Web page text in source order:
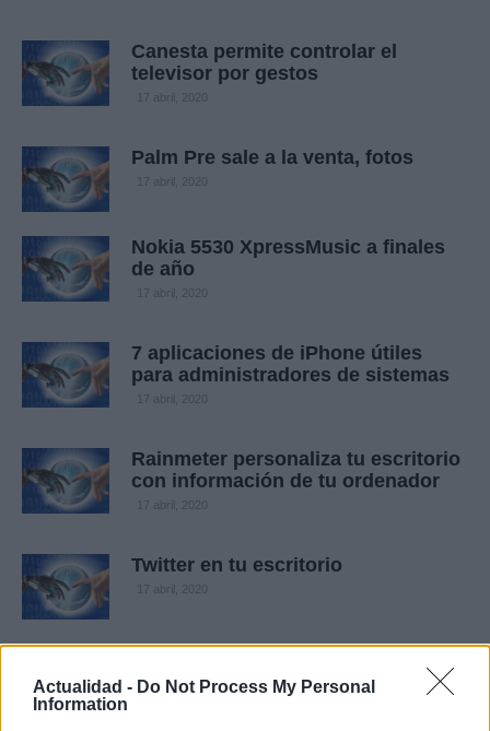
Actualidad - Do Not Process My Personal
Information
Canesta permite controlar el
televisor por gestos
17 abril, 2020
Palm Pre sale a la venta, fotos
17 abril, 2020
Nokia 5530 XpressMusic a finales
de año
17 abril, 2020
7 aplicaciones de iPhone útiles
para administradores de sistemas
17 abril, 2020
Rainmeter personaliza tu escritorio
con información de tu ordenador
17 abril, 2020
Twitter en tu escritorio
17 abril, 2020
Things Done)